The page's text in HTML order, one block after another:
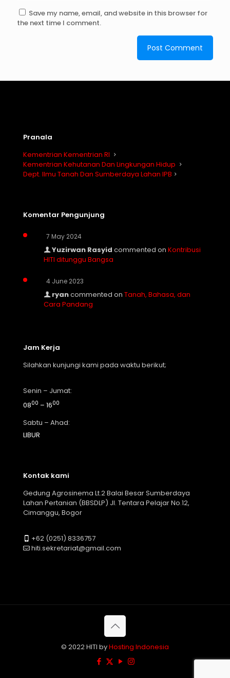
Save my name, email, and website in this browser for
the next time I comment.
Pranala
Kementrian Kementrian RI
Kementrian Kehutanan Dan Lingkungan Hidup
Dept. Ilmu Tanah Dan Sumberdaya Lahan IPB
Komentar Pengunjung
7 May 2024
Yuzirwan Rasyid commented on Kontribusi
HITI ditunggu Bangsa
4 June 2023
ryancommented on Tanah, Bahasa, dan
Cara Pandang
Jam Kerja
Silahkan kunjungi kami pada waktu berikut;
Senin – Jumat:
0800 – 1600
Sabtu – Ahad:
LIBUR
Kontak kami
Gedung Agrosinema Lt.2 Balai Besar Sumberdaya
Lahan Pertanian (BBSDLP) Jl. Tentara Pelajar No.12,
Cimanggu, Bogor
+62 (0251) 8336757
hiti.sekretariat@gmail.com
© 2022 HITI byHosting Indonesia